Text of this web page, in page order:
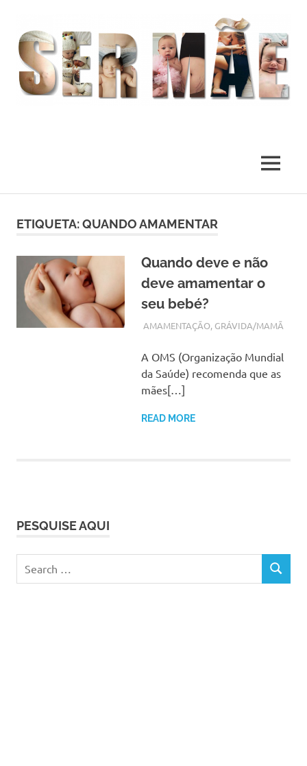
MENU
ETIQUETA:QUANDO AMAMENTAR
Quando deve e não
deve amamentar o
seu bebé?
OUTUBRO 15, 2017
ADMIN
AMAMENTAÇÃO, GRÁVIDA/MAMÃ
A OMS (Organização Mundial
da Saúde) recomenda que as
mães[…]
READ MORE
PESQUISE AQUI
for:
SEARCH